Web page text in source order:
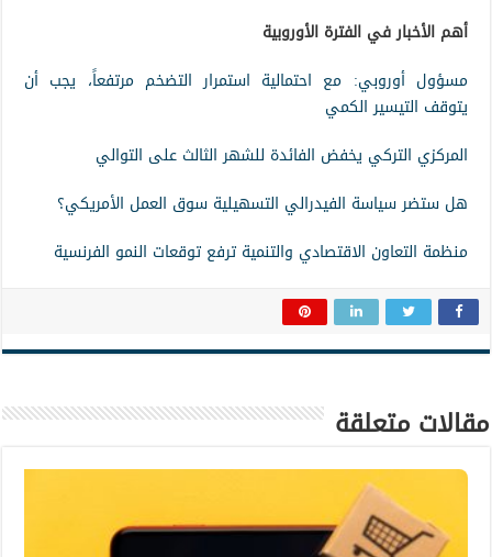
أهم الأخبار في الفترة الأوروبية
مسؤول أوروبي: مع احتمالية استمرار التضخم مرتفعاً، يجب أن
يتوقف التيسير الكمي
المركزي التركي يخفض الفائدة للشهر الثالث على التوالي
هل ستضر سياسة الفيدرالي التسهيلية سوق العمل الأمريكي؟
منظمة التعاون الاقتصادي والتنمية ترفع توقعات النمو الفرنسية
مقالات متعلقة